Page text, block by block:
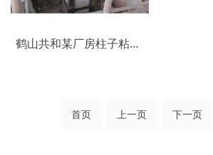
鹤山共和某厂房柱子粘钢加固
首页 上一页 下一页